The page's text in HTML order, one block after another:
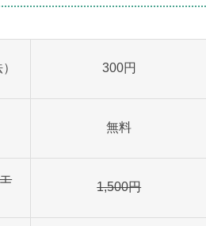
300円
無料
1,500円